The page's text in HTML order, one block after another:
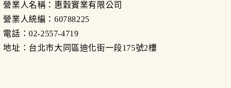
營業人名稱：惠穀實業有限公司
營業人統編：60788225
電話：02-2557-4719
地址：台北市大同區迪化街一段175號2樓